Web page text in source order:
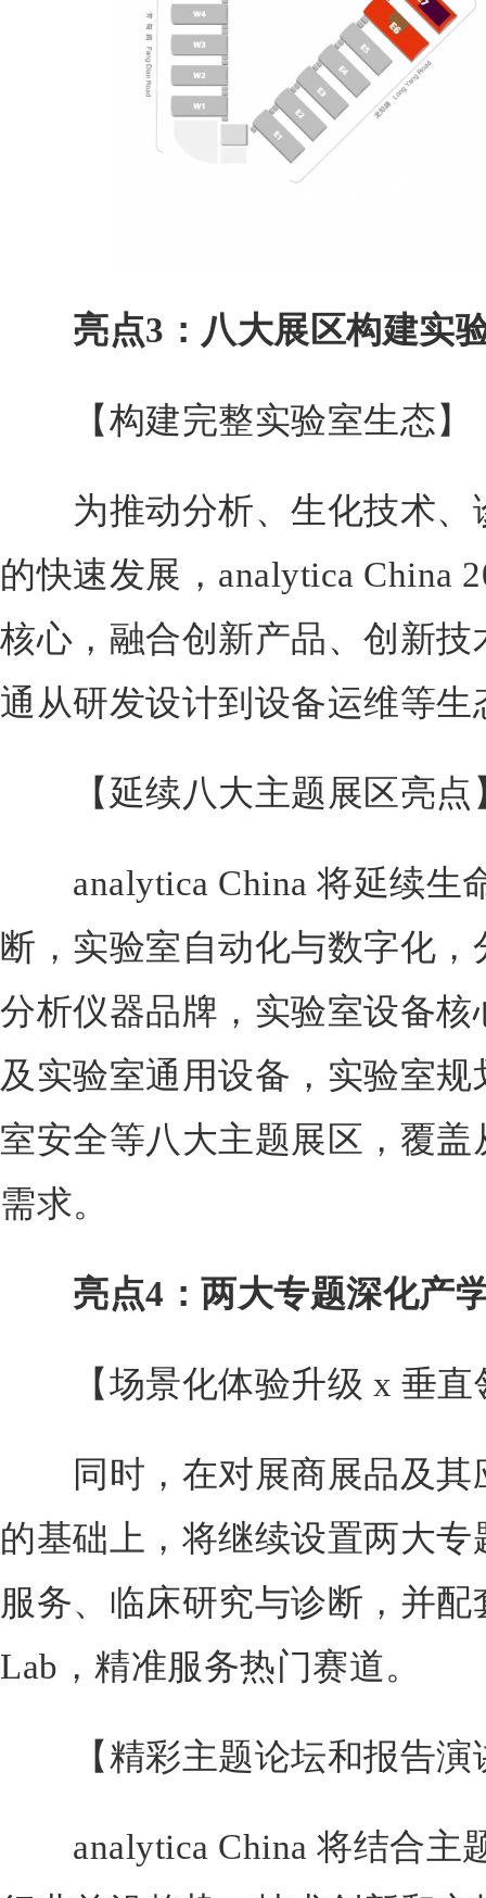
亮点3：八大展区构建实
【构建完整实验室生态】
为推动分析、生化技术、
的快速发展，analytica China
核心，融合创新产品、创新
通从研发设计到设备运维等生
【延续八大主题展区亮点
analytica China 将延续生
断，实验室自动化与数字化
分析仪器品牌，实验室设备
及实验室通用设备，实验室
室安全等八大主题展区，覆
需求。
亮点4：两大专题深化产
【场景化体验升级 x 垂直
同时，在对展商展品及其
的基础上，将继续设置两大
服务、临床研究与诊断，并
Lab，精准服务热门赛道。
【精彩主题论坛和报告演
analytica China 将结合主